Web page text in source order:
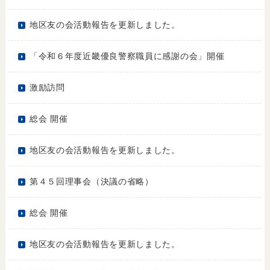
地区友の会活動報告を更新しました。
「令和６年度近畿優良警察職員に感謝の会」開催
激励訪問
総会 開催
地区友の会活動報告を更新しました。
第４５回理事会（決議の省略）
総会 開催
地区友の会活動報告を更新しました。